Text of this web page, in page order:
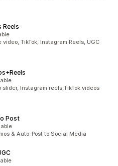
Reels
TikTok, Instagram Reels, UGC
slider, Instagram reels,TikTok videos
Post
& Auto-Post to Social Media